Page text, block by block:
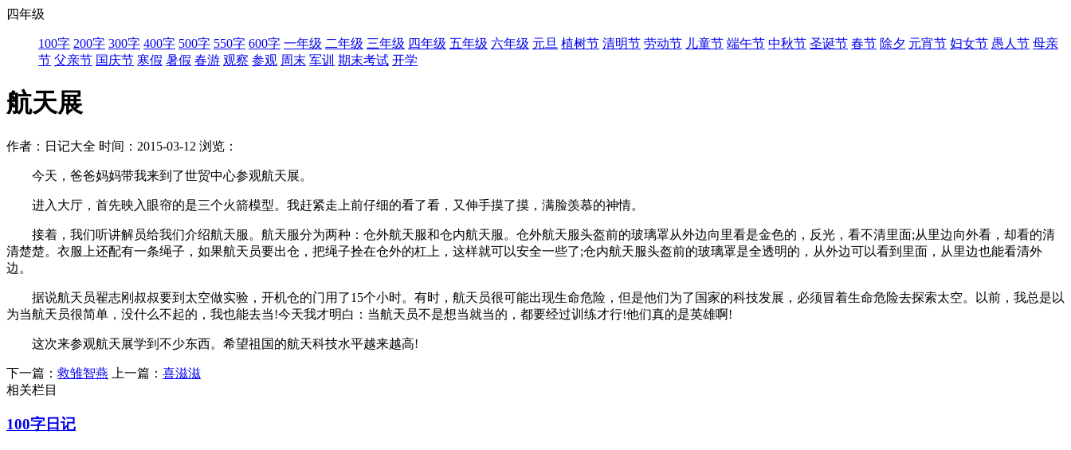
四年级
100字 200字 300字 400字 500字 550字 600字 一年级 二年级 三年级 四年级 五年级 六年级 元旦 植树节 清明节 劳动节 儿童节 端午节 中秋节 圣诞节 春节 除夕 元宵节 妇女节 愚人节 母亲
节 父亲节 国庆节 寒假 暑假 春游 观察 参观 周末 军训 期末考试 开学
航天展
作者：日记大全 时间：2015-03-12 浏览：
今天，爸爸妈妈带我来到了世贸中心参观航天展。
进入大厅，首先映入眼帘的是三个火箭模型。我赶紧走上前仔细的看了看，又伸手摸了摸，满脸羡慕的神情。
接着，我们听讲解员给我们介绍航天服。航天服分为两种：仓外航天服和仓内航天服。仓外航天服头盔前的玻璃罩从外边向里看是金色的，反光，看不清里面;从里边向外看，却看的清
清楚楚。衣服上还配有一条绳子，如果航天员要出仓，把绳子拴在仓外的杠上，这样就可以安全一些了;仓内航天服头盔前的玻璃罩是全透明的，从外边可以看到里面，从里边也能看清外
边。
据说航天员翟志刚叔叔要到太空做实验，开机仓的门用了15个小时。有时，航天员很可能出现生命危险，但是他们为了国家的科技发展，必须冒着生命危险去探索太空。以前，我总是以
为当航天员很简单，没什么不起的，我也能去当!今天我才明白：当航天员不是想当就当的，都要经过训练才行!他们真的是英雄啊!
这次来参观航天展学到不少东西。希望祖国的航天科技水平越来越高!
下一篇： 救雏智燕 上一篇： 喜滋滋
相关栏目
100字日记